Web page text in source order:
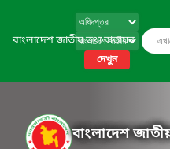
বাংলাদেশ জাতীয় তথ্য বাতায়ন
দেখুন
বাংলাদেশ